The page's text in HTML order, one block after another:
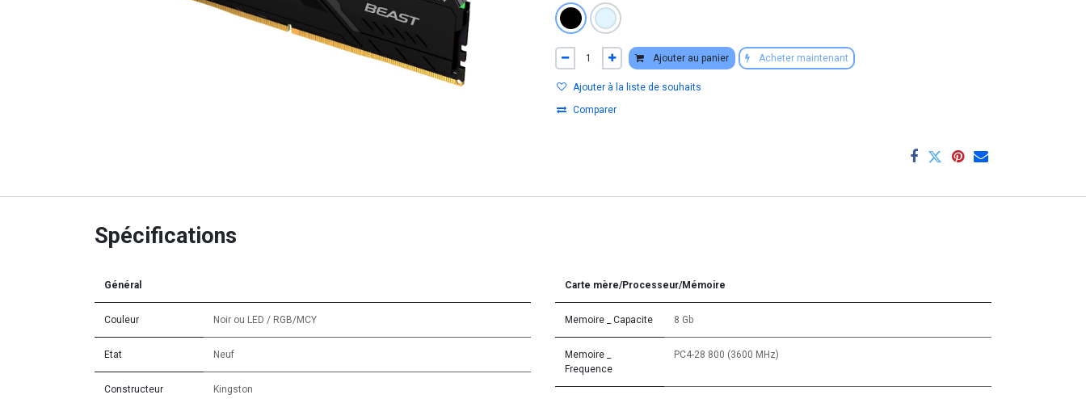
Ajouter au panier Acheter maintenant
Ajouter à la liste de souhaits
Comparer
Spécifications
Général
Couleur Noir ou LED / RGB/MCY
Etat Neuf
Constructeur Kingston
Carte mère/Processeur/Mémoire
Memoire _ Capacite 8 Gb
Memoire _
Frequence
PC4-28 800 (3600 MHz)